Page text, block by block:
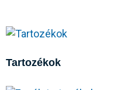
Tartozékok